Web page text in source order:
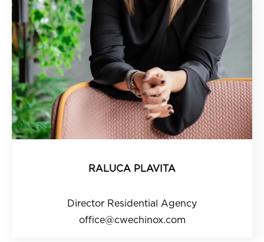
RALUCA PLAVITA
Director Residential Agency
office@cwechinox.com